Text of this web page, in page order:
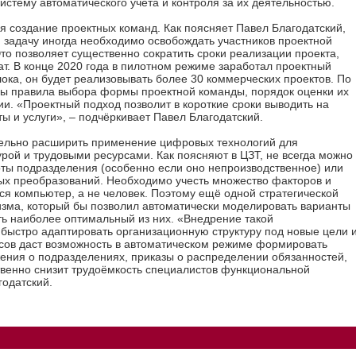
создание проектных команд. Как поясняет Павел Благодатский,
иногда необходимо освобождать участников проектной
позволяет существенно сократить сроки реализации проекта,
В конце 2020 года в пилотном режиме заработал проектный
он будет реализовывать более 30 коммерческих проектов. По
правила выбора формы проектной команды, порядок оценки их
«Проектный подход позволит в короткие сроки выводить на
услуги», – подчёркивает Павел Благодатский.
расширить применение цифровых технологий для
и трудовыми ресурсами. Как поясняют в ЦЗТ, не всегда можно
подразделения (особенно если оно непроизводственное) или
преобразований. Необходимо учесть множество факторов и
компьютер, а не человек. Поэтому ещё одной стратегической
который бы позволил автоматически моделировать варианты
наиболее оптимальный из них. «Внедрение такой
адаптировать организационную структуру под новые цели
даст возможность в автоматическом режиме формировать
о подразделениях, приказы о распределении обязанностей,
снизит трудоёмкость специалистов функциональной